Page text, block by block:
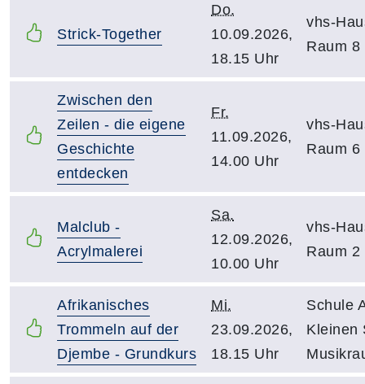
Strick-Together
Do.
10.09.2026,
18.15 Uhr
vhs-
Raum 8
Zwischen den
Zeilen - die eigene
Geschichte
entdecken
Fr.
11.09.2026,
14.00 Uhr
vhs-
Raum 6
Malclub -
Acrylmalerei
Sa.
12.09.2026,
10.00 Uhr
vhs-
Raum 2
Afrikanisches
Trommeln auf der
Djembe - Grundkurs
Mi.
23.09.2026,
18.15 Uhr
Schule
Kleinen